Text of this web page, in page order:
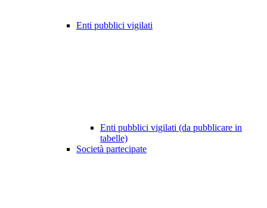
Enti pubblici vigilati
Enti pubblici vigilati (da pubblicare in
tabelle)
Società partecipate